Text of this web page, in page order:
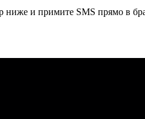
и примите SMS прямо в